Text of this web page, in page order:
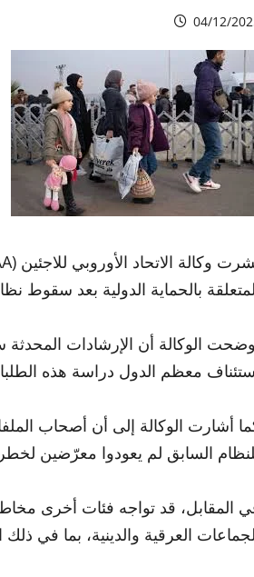
04/12/
بالحماية الدولية بعد سقوط
الوكالة أن الإرشادات المحدثة
معظم الدول دراسة هذه
أشارت الوكالة إلى أن أصحاب
السابق لم يعودوا معرّضين
المقابل، قد تواجه فئات أخرى
العرقية والدينية، بما في